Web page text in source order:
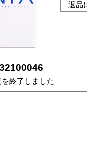
返品
32100046
終了しました